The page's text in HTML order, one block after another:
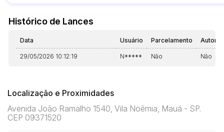
Histórico de Lances
Data Usuário Parcelamento
29/05/2026 10:12:19 N***** Não Não
Localização e Proximidades
Avenida João Ramalho 1540, Vila Noêmia, Mauá - SP.
CEP 09371520